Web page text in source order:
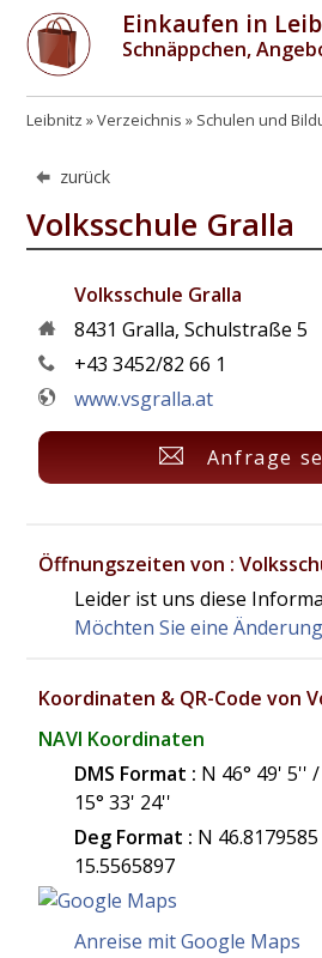
Einkaufen in
Schnäppchen,
Leibnitz Verzeichnis Schulen und
zurück
Volksschule Gralla
Volksschule Gralla
8431 Gralla,Schulstraße 5
+43 3452/82 66 1
www.vsgralla.at
Anfrage
Öffnungszeiten von :
Leider ist uns diese
Möchten Sie eine
Koordinaten & QR-Code von
NAVI Koordinaten
DMS Format : N 46° 49' 5'' /
15° 33' 24''
Deg Format : N 46.8179585
15.5565897
Anreise mit Google Maps